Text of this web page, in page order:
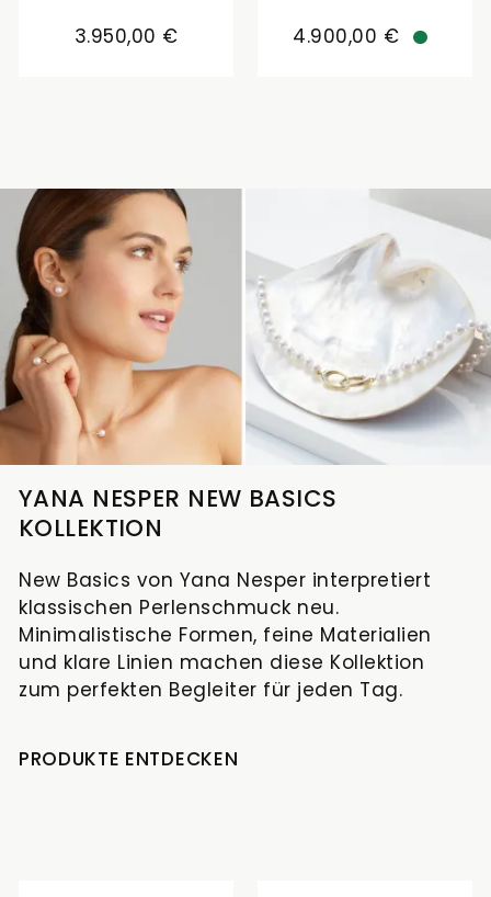
3.950,00 €
4.900,00 €
YANA NESPER NEW BASICS
KOLLEKTION
New Basics von Yana Nesper interpretiert
klassischen Perlenschmuck neu.
Minimalistische Formen, feine Materialien
und klare Linien machen diese Kollektion
zum perfekten Begleiter für jeden Tag.
PRODUKTE ENTDECKEN